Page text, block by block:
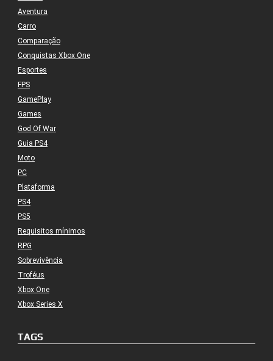
Aventura
Carro
Comparação
Conquistas Xbox One
Esportes
FPS
GamePlay
Games
God Of War
Guia PS4
Moto
PC
Plataforma
PS4
PS5
Requisitos mínimos
RPG
Sobrevivência
Troféus
Xbox One
Xbox Series X
TAGS